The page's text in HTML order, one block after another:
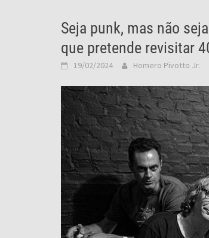
Seja punk, mas não
que pretende revisitar
19/02/2024 Homero Pivotto Jr.